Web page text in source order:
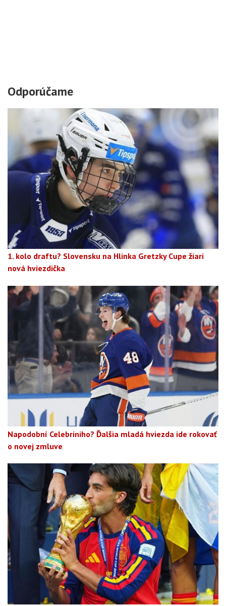
Odporúčame
1. kolo draftu? Slovensku na Hlinka Gretzky Cupe žiari
nová hviezdička
Napodobní Celebriniho? Ďalšia mladá hviezda ide rokovať
o novej zmluve